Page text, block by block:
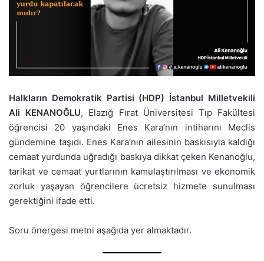
Halkların Demokratik Partisi (HDP) İstanbul Milletvekili
Ali KENANOĞLU, Elazığ Fırat Üniversitesi Tıp Fakültesi
öğrencisi 20 yaşındaki Enes Kara’nın intiharını Meclis
gündemine taşıdı. Enes Kara’nın ailesinin baskısıyla kaldığı
cemaat yurdunda uğradığı baskıya dikkat çeken Kenanoğlu,
tarikat ve cemaat yurtlarının kamulaştırılması ve ekonomik
zorluk yaşayan öğrencilere ücretsiz hizmete sunulması
gerektiğini ifade etti.
Soru önergesi metni aşağıda yer almaktadır.